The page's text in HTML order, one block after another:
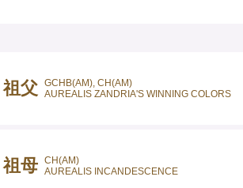
祖父 GCHB(AM), CH(AM)
AUREALIS ZANDRIA'S WINNING COLORS
祖母 CH(AM)
AUREALIS INCANDESCENCE